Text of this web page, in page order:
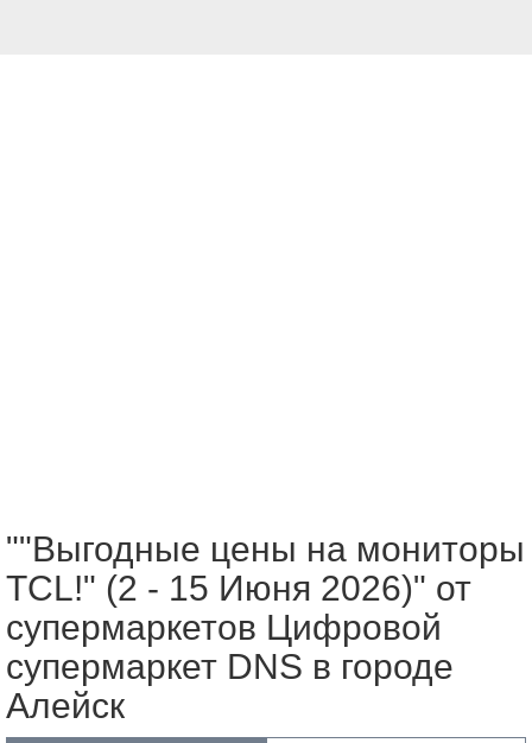
""Выгодные цены на мониторы
TCL!" (2 - 15 Июня 2026)" от
супермаркетов Цифровой
супермаркет DNS в городе
Алейск